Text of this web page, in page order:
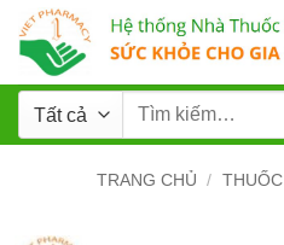
TRANG CHỦ / THUỐC